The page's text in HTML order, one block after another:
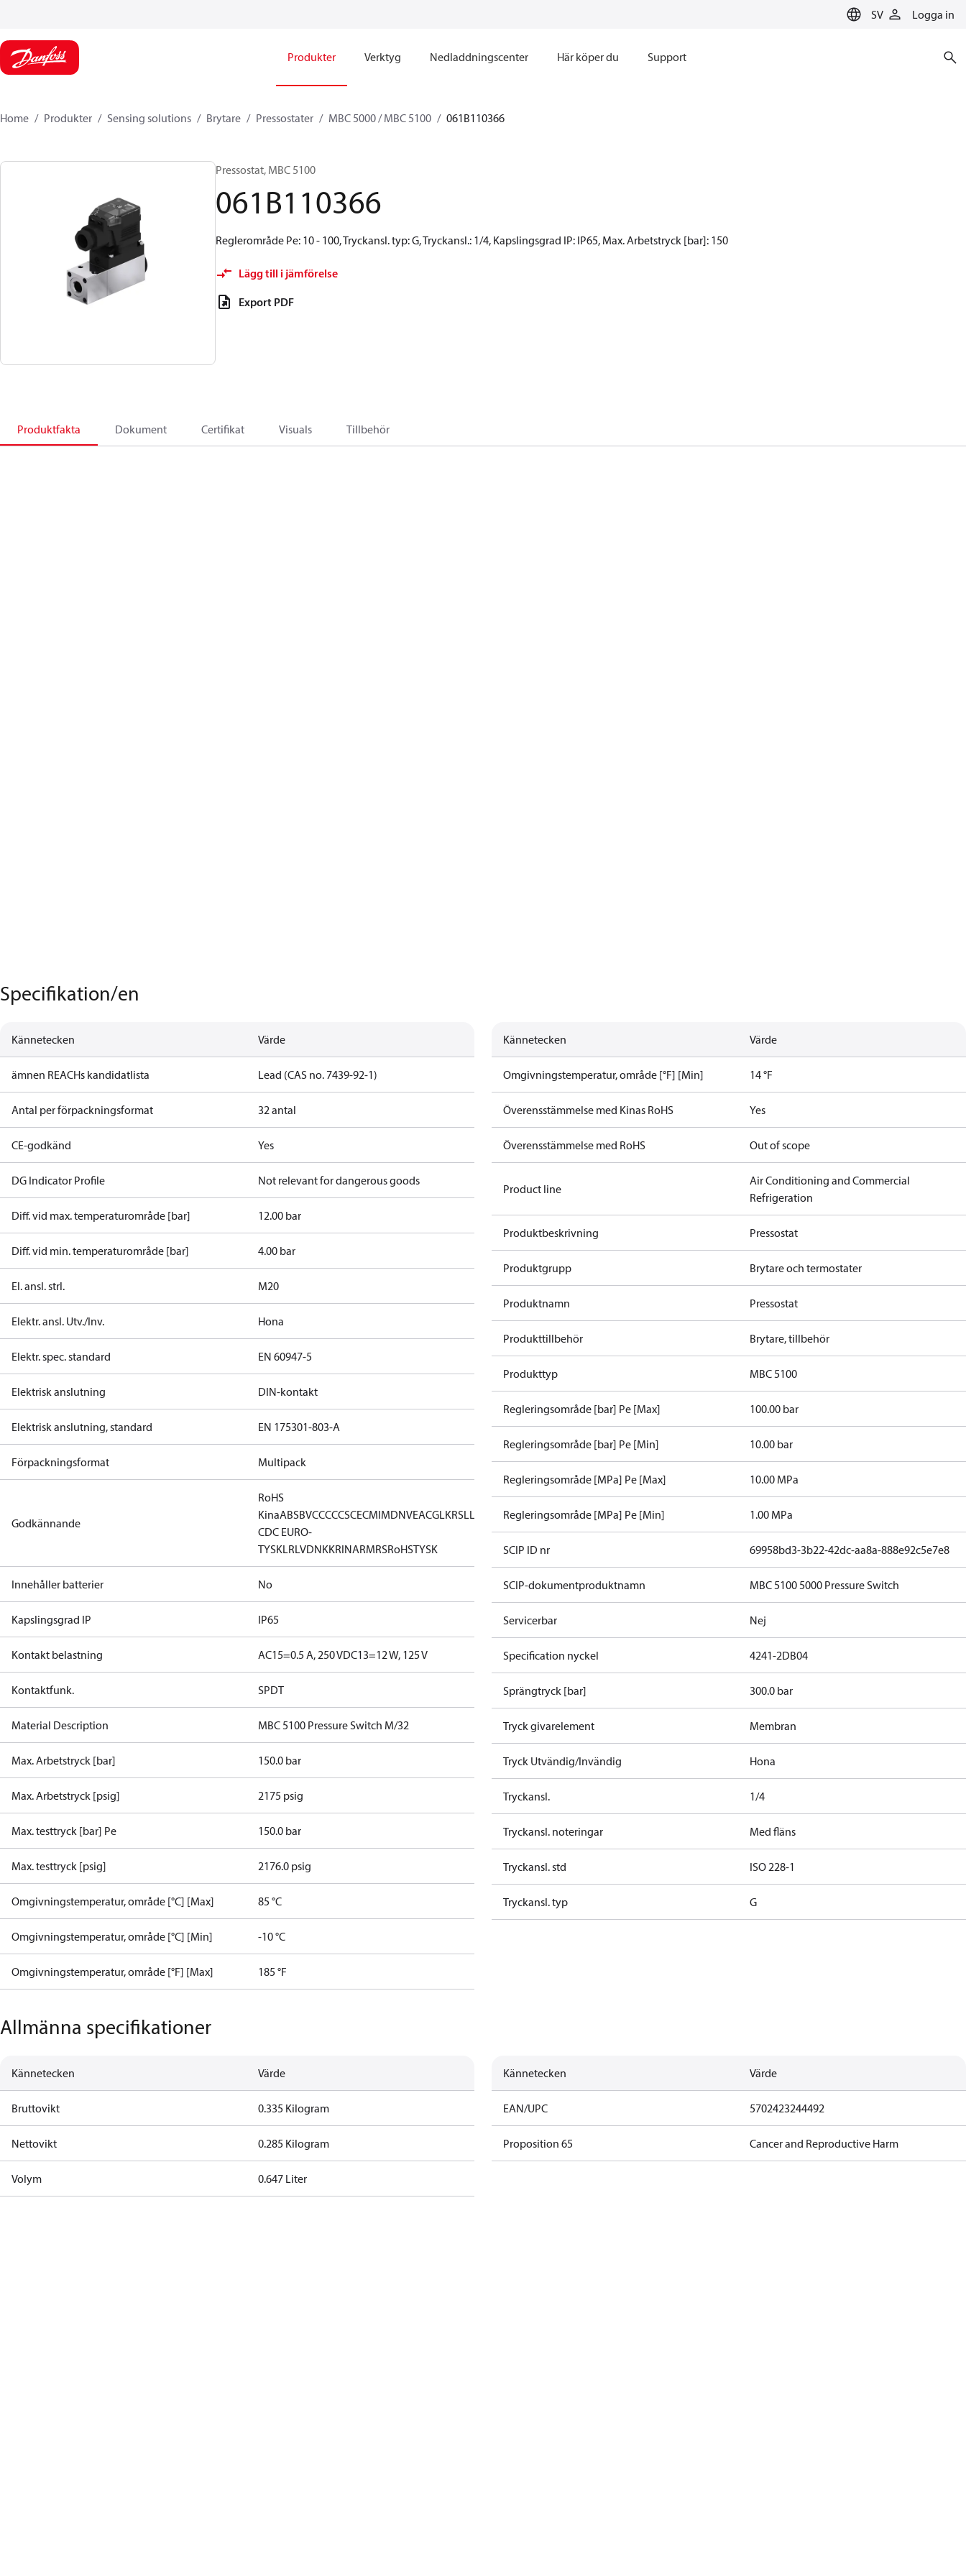
SV Logga in
Produkter Verktyg Nedladdningscenter Här köper du Support
Home Produkter Sensing solutions Brytare Pressostater MBC 5000 / MBC 5100 061B110366
Pressostat, MBC 5100
061B110366
Reglerområde Pe: 10 - 100, Tryckansl. typ: G, Tryckansl.: 1/4, Kapslingsgrad IP: IP65, Max. Arbetstryck [bar]: 150
Lägg till i jämförelse
Export PDF
Produktfakta Dokument Certifikat Visuals Tillbehör
Specifikation/en
Kännetecken Värde
ämnen REACHs kandidatlista Lead (CAS no. 7439-92-1)
Antal per förpackningsformat 32 antal
CE-godkänd Yes
DG Indicator Profile Not relevant for dangerous goods
Diff. vid max. temperaturområde [bar] 12.00 bar
Diff. vid min. temperaturområde [bar] 4.00 bar
El. ansl. strl. M20
Elektr. ansl. Utv./Inv. Hona
Elektr. spec. standard EN 60947-5
Elektrisk anslutning DIN-kontakt
Elektrisk anslutning, standard EN 175301-803-A
Förpackningsformat Multipack
Godkännande
RoHS
KinaABSBVCCCCCSCECMIMDNVEACGLKRSLLC
CDC EURO-
TYSKLRLVDNKKRINARMRSRoHSTYSK
Innehåller batterier No
Kapslingsgrad IP IP65
Kontakt belastning AC15=0.5 A, 250 VDC13=12 W, 125 V
Kontaktfunk. SPDT
Material Description MBC 5100 Pressure Switch M/32
Max. Arbetstryck [bar] 150.0 bar
Max. Arbetstryck [psig] 2175 psig
Max. testtryck [bar] Pe 150.0 bar
Max. testtryck [psig] 2176.0 psig
Omgivningstemperatur, område [°C] [Max] 85 °C
Omgivningstemperatur, område [°C] [Min] -10 °C
Omgivningstemperatur, område [°F] [Max] 185 °F
Kännetecken Värde
Omgivningstemperatur, område [°F] [Min] 14 °F
Överensstämmelse med Kinas RoHS Yes
Överensstämmelse med RoHS Out of scope
Product line
Air Conditioning and Commercial
Refrigeration
Produktbeskrivning Pressostat
Produktgrupp Brytare och termostater
Produktnamn Pressostat
Produkttillbehör Brytare, tillbehör
Produkttyp MBC 5100
Regleringsområde [bar] Pe [Max] 100.00 bar
Regleringsområde [bar] Pe [Min] 10.00 bar
Regleringsområde [MPa] Pe [Max] 10.00 MPa
Regleringsområde [MPa] Pe [Min] 1.00 MPa
SCIP ID nr 69958bd3-3b22-42dc-aa8a-888e92c5e7e8
SCIP-dokumentproduktnamn MBC 5100 5000 Pressure Switch
Servicerbar Nej
Specification nyckel 4241-2DB04
Sprängtryck [bar] 300.0 bar
Tryck givarelement Membran
Tryck Utvändig/Invändig Hona
Tryckansl. 1/4
Tryckansl. noteringar Med fläns
Tryckansl. std ISO 228-1
Tryckansl. typ G
Allmänna specifikationer
Kännetecken Värde
Bruttovikt 0.335 Kilogram
Nettovikt 0.285 Kilogram
Volym 0.647 Liter
Kännetecken Värde
EAN/UPC 5702423244492
Proposition 65 Cancer and Reproductive Harm